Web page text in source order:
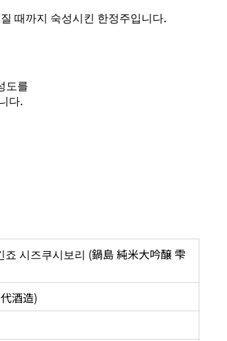
때까지 숙성시킨 한정주입니다.
도를
다.
시즈쿠시보리 (鍋島 純米大吟醸 雫
酒造)